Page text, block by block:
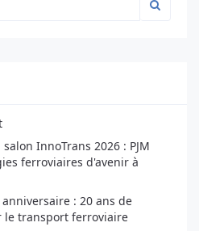
InnoTrans 2026 : PJM
ferroviaires d'avenir à
: 20 ans de
le transport ferroviaire